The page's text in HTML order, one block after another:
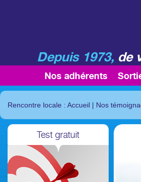
Depuis 1973, de
Nos adhérents
Rencontre locale : Accueil | Nos
Test gratuit